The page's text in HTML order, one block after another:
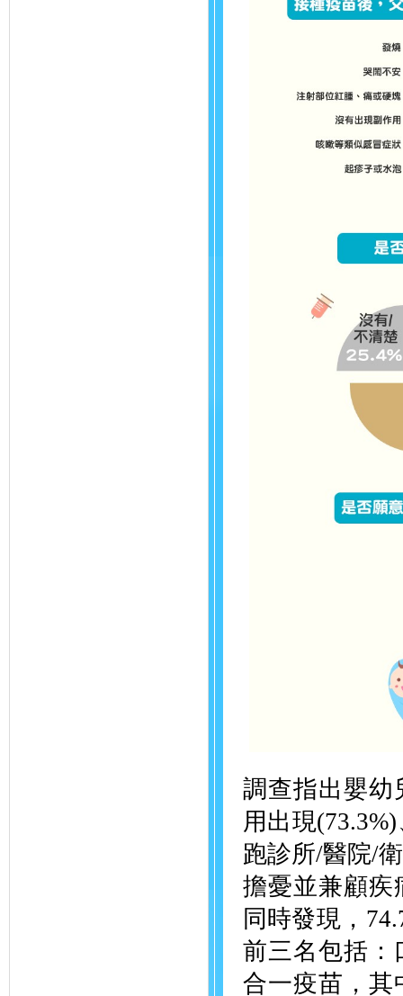
調查指出嬰幼
用出現
跑診所/醫院/
擔憂並兼顧疾
同時發現，
前三名包括：
合一疫苗，其